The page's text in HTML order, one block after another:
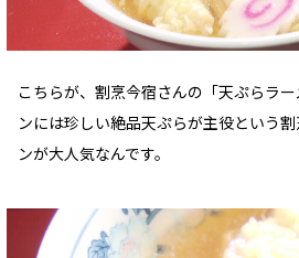
こちらが、割烹今宿さんの「天ぷらラ
ンには珍しい絶品天ぷらが主役という
ンが大人気なんです。